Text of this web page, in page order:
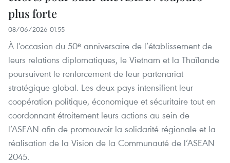
plus forte
08/06/2026 01:55
À l’occasion du 50ᵉ anniversaire de l’établissement de
leurs relations diplomatiques, le Vietnam et la Thaïlande
poursuivent le renforcement de leur partenariat
stratégique global. Les deux pays intensifient leur
coopération politique, économique et sécuritaire tout en
coordonnant étroitement leurs actions au sein de
l’ASEAN afin de promouvoir la solidarité régionale et la
réalisation de la Vision de la Communauté de l’ASEAN
2045.